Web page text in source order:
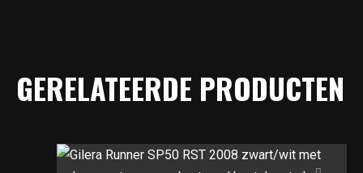
GERELATEERDE PRODUCTEN